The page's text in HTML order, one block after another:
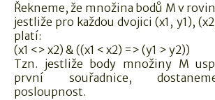
Řekneme, že množina bodů M v
jestliže pro každou dvojici (x1, y1),
platí:
(x1 <> x2) & ((x1 < x2) => (y1 > y2))
Tzn. jestliže body množiny M
první souřadnice,
posloupnost.